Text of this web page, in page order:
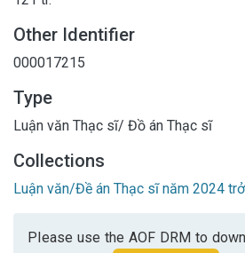
Other Identifier
000017215
Type
Luận văn Thạc sĩ/ Đồ án Thạc sĩ
Collections
Luận văn/Đề án Thạc sĩ năm 2024
Please use the AOF DRM to